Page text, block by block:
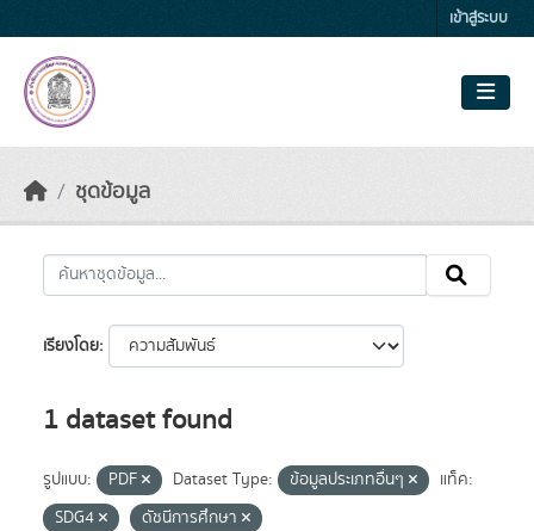
เข้าสู่ระบบ
ชุดข้อมูล
เรียงโดย
1 dataset found
รูปแบบ: PDF Dataset Type: ข้อมูลประเภทอื่นๆ
แท็ค:
SDG4
ดัชนีการศึกษา